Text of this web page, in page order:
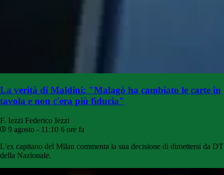
La verità di Maldini: "Malagò ha cambiato le carte in
tavola e non c'era più fiducia"
F. Iezzi Federico Iezzi
9 agosto - 11:10 6 ore fa
L'ex capitano del Milan commenta la sua decisione di dimettersi da DT
della Nazionale.